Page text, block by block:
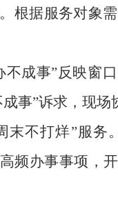
根据服务对象
不成事”反映窗
事”诉求，现
末不打烊”服务
频办事事项，